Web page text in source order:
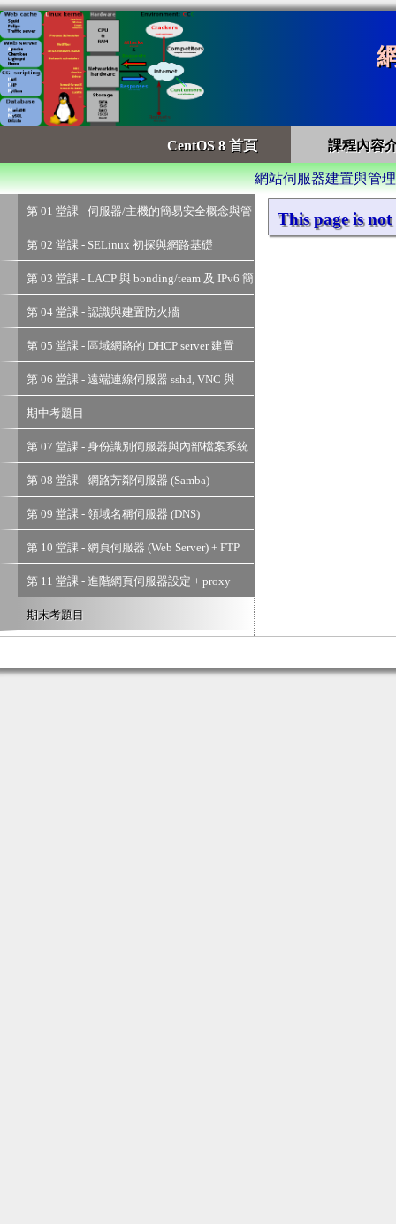
CentOS 8 首頁 課程內容
網站伺服器建置與管
第 01 堂課 - 伺服器/主機的簡易安全概念與管
第 02 堂課 - SELinux 初探與網路基礎
第 03 堂課 - LACP 與 bonding/team 及 IPv6 簡
第 04 堂課 - 認識與建置防火牆
第 05 堂課 - 區域網路的 DHCP server 建置
第 06 堂課 - 遠端連線伺服器 sshd, VNC 與
期中考題目
第 07 堂課 - 身份識別伺服器與內部檔案系統
第 08 堂課 - 網路芳鄰伺服器 (Samba)
第 09 堂課 - 領域名稱伺服器 (DNS)
第 10 堂課 - 網頁伺服器 (Web Server) + FTP
第 11 堂課 - 進階網頁伺服器設定 + proxy
期末考題目
This page is